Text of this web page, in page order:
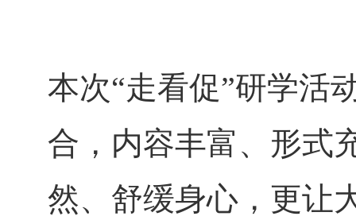
本次“走看促”研学活
合，内容丰富、形式
然、舒缓身心，更让